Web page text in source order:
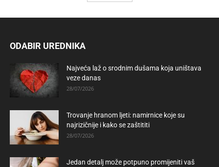
ODABIR UREDNIKA
Najveća laž o srodnim dušama koja uništava
veze danas
28/07/2026
Trovanje hranom ljeti: namirnice koje su
najrizičnije i kako se zaštititi
28/07/2026
Jedan detalj može potpuno promijeniti vaš